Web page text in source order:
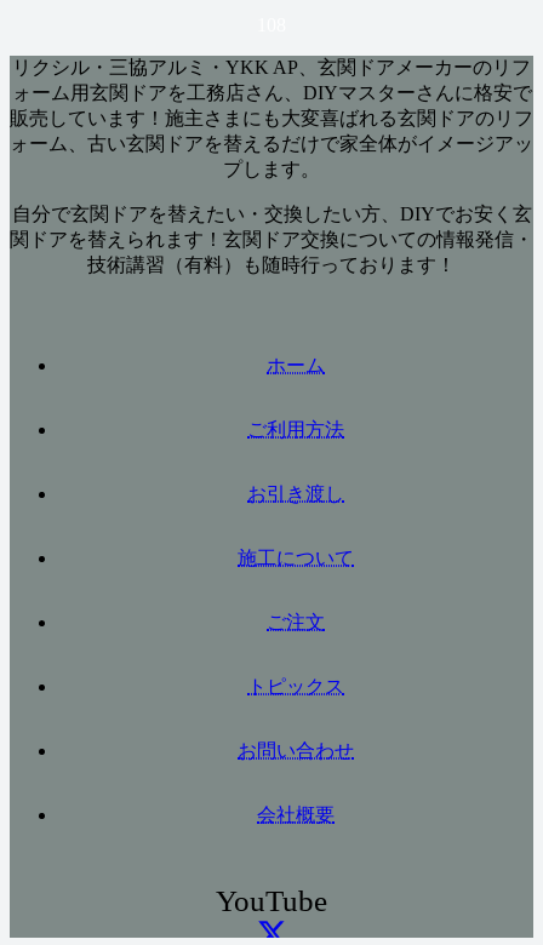
リクシル・三協アルミ・YKK AP、玄関ドアメーカーのリフ
ォーム用玄関ドアを工務店さん、DIYマスターさんに格安で
販売しています！施主さまにも大変喜ばれる玄関ドアのリフ
ォーム、古い玄関ドアを替えるだけで家全体がイメージアッ
プします。
自分で玄関ドアを替えたい・交換したい方、DIYでお安く玄
関ドアを替えられます！玄関ドア交換についての情報発信・
技術講習（有料）も随時行っております！
ホーム
ご利用方法
お引き渡し
施工について
ご注文
トピックス
お問い合わせ
会社概要
YouTube